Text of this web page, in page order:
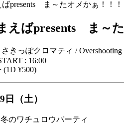
えばpresents ま～た
きっぽクロマティ /
: 16:00
(1D ¥500)
日（土）